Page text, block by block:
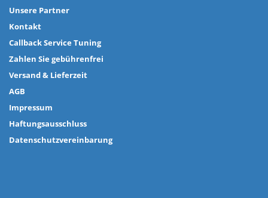
Unsere Partner
Kontakt
Callback Service Tuning
Zahlen Sie gebührenfrei
Versand & Lieferzeit
AGB
Impressum
Haftungsausschluss
Datenschutzvereinbarung